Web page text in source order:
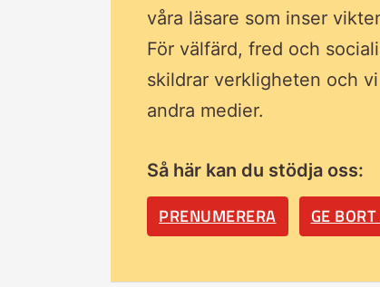
våra läsare som inser
För välfärd, fred och
skildrar verkligheten och
andra medier.
Så här kan du stödja oss:
PRENUMERERA GE